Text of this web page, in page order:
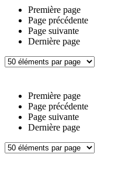
Première page
Page précédente
Page suivante
Dernière page
Première page
Page précédente
Page suivante
Dernière page